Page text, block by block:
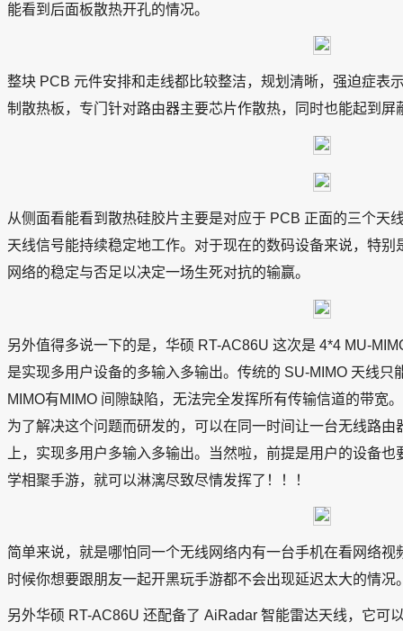
能看到后面板散热开孔的情况。
整块 PCB 元件安排和走线都比较整洁，规划清晰，强迫症表
制散热板，专门针对路由器主要芯片作散热，同时也能起到屏
从侧面看能看到散热硅胶片主要是对应于 PCB 正面的三个天
天线信号能持续稳定地工作。对于现在的数码设备来说，特
网络的稳定与否足以决定一场生死对抗的输赢。
另外值得多说一下的是，华硕 RT-AC86U 这次是 4*4 MU-
是实现多用户设备的多输入多输出。传统的 SU-MIMO 天线
MIMO有MIMO 间隙缺陷，无法完全发挥所有传输信道的带宽
为了解决这个问题而研发的，可以在同一时间让一台无线路
上，实现多用户多输入多输出。当然啦，前提是用户的设备
学相聚手游，就可以淋漓尽致尽情发挥了！！！
简单来说，就是哪怕同一个无线网络内有一台手机在看网络
时候你想要跟朋友一起开黑玩手游都不会出现延迟太大的情况
另外华硕 RT-AC86U 还配备了 AiRadar 智能雷达天线，它可